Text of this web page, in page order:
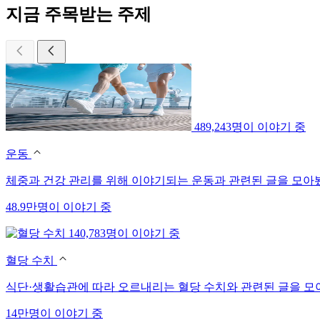
지금 주목받는 주제
489,243명이 이야기 중
운동
체중과 건강 관리를 위해 이야기되는 운동과 관련된 글을 모아
48.9만명이 이야기 중
140,783명이 이야기 중
혈당 수치
식단·생활습관에 따라 오르내리는 혈당 수치와 관련된 글을 모
14만명이 이야기 중